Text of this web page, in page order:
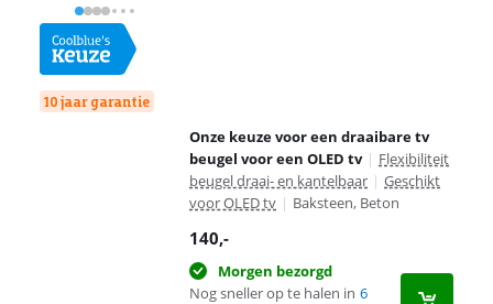
10 jaar garantie
Onze keuze voor een draaibare tv
beugel voor een OLED tv | Flexibiliteit
beugel draai- en kantelbaar | Geschikt
voor OLED tv | Baksteen, Beton
140,-
Morgen bezorgd
Nog sneller op te halen in 6